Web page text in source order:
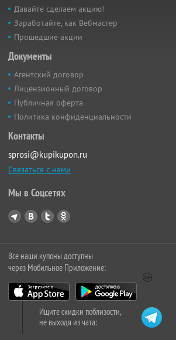
Давайте сделаем акцию!
Заработайте, как Вебмастер
Прошедшие акции
Документы
Агентский договор
Лицензионный договор
Публичная оферта
Политика конфиденциальности
Контакты
sprosi@kupikupon.ru
Связаться с нами
Мы в Соцсетях
Все наши купоны доступны
через Мобильное Приложение:
Ищите скидки поблизости,
не выходя из чата: